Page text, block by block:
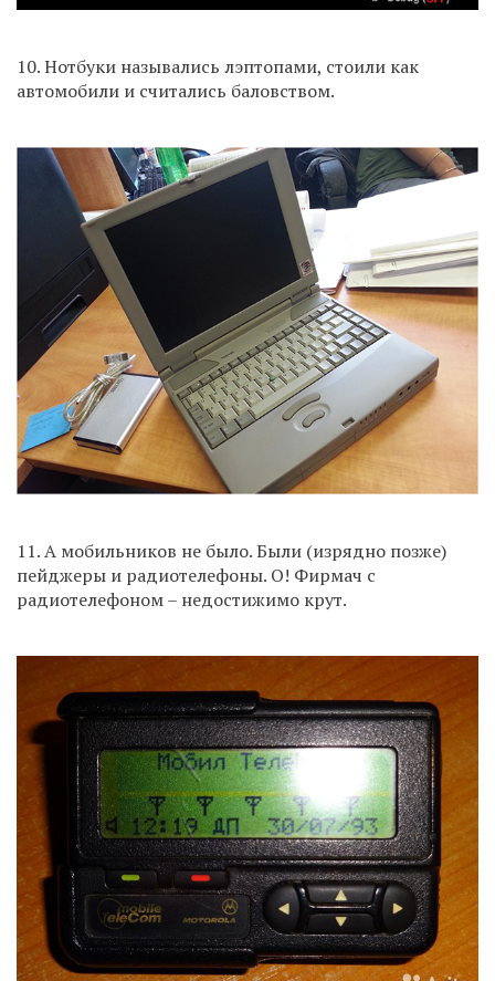
10. Нотбуки назывались лэптопами, стоили как
автомобили и считались баловством.
11. А мобильников не было. Были (изрядно позже)
пейджеры и радиотелефоны. О! Фирмач с
радиотелефоном – недостижимо крут.